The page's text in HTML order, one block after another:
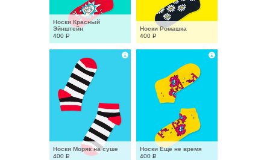
Носки Красный
Эйнштейн
400 Р
Носки Ромашка
400 Р
Носки Моряк на суше
400 Р
Носки Еще не время
400 Р